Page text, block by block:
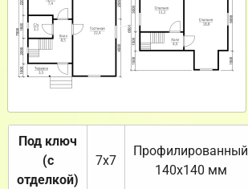
Под ключ
(с
отделкой)
7х7
Профилированный
140х140 мм